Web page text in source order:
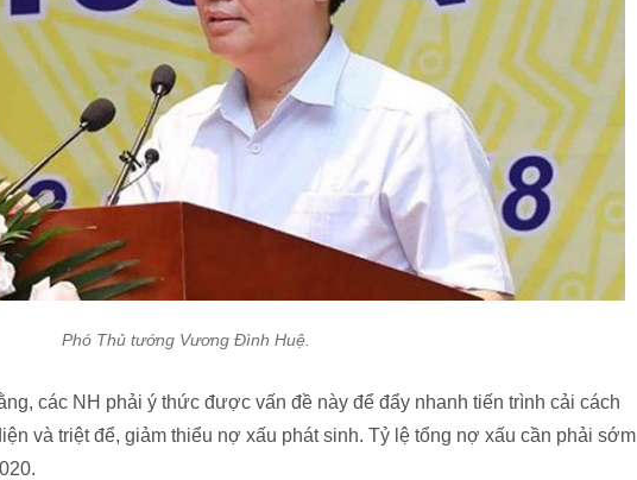
Phó Thủ tướng Vương Đình Huệ.
các NH phải ý thức được vấn đề này để đẩy nhanh tiến trình cải cách
và triệt để, giảm thiểu nợ xấu phát sinh. Tỷ lệ tổng nợ xấu cần phải sớm